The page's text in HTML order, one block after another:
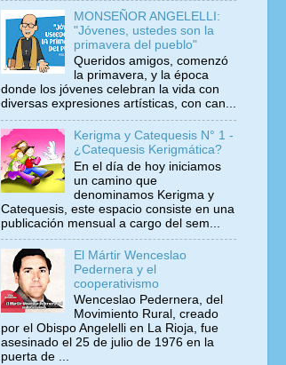
MONSEÑOR ANGELELLI:
"Jóvenes, ustedes son la
primavera del pueblo"
Queridos amigos, comenzó
la primavera, y la época
donde los jóvenes celebran la vida con
diversas expresiones artísticas, con can...
Kerigma y Catequesis N° 1 -
¿Catequesis Kerigmática?
En el día de hoy iniciamos
un camino que
denominamos Kerigma y
Catequesis, este espacio consiste en una
publicación mensual a cargo del sem...
El Mártir Wenceslao
Pedernera y el
cooperativismo
Wenceslao Pedernera, del
Movimiento Rural, creado
por el Obispo Angelelli en La Rioja, fue
asesinado el 25 de julio de 1976 en la
puerta de ...